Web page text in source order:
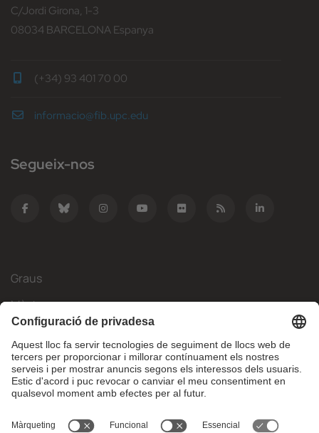
C/Jordi Girona, 1-3
08034 BARCELONA Espanya
(+34) 93 401 70 00
informacio@fib.upc.edu
Segueix-nos
Graus
Màsters
Mobilitat Internacional
Recerca
Empresa